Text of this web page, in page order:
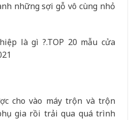
những sợi gỗ vô cùng nhỏ
cho vào máy trộn và trộn
gia rồi trải qua quá trình